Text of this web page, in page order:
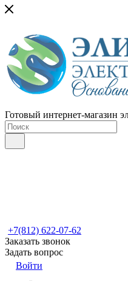
Готовый интернет-магазин
+7(812) 622-07-62
Заказать звонок
Задать вопрос
Войти